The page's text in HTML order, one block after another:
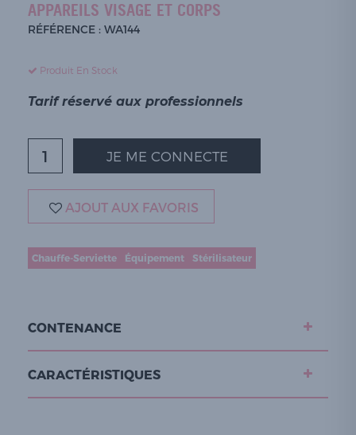
APPAREILS VISAGE ET CORPS
RÉFÉRENCE : WA144
Produit En Stock
Tarif réservé aux professionnels
JE ME CONNECTE
AJOUT AUX FAVORIS
Chauffe-Serviette Équipement Stérilisateur
CONTENANCE
CARACTÉRISTIQUES